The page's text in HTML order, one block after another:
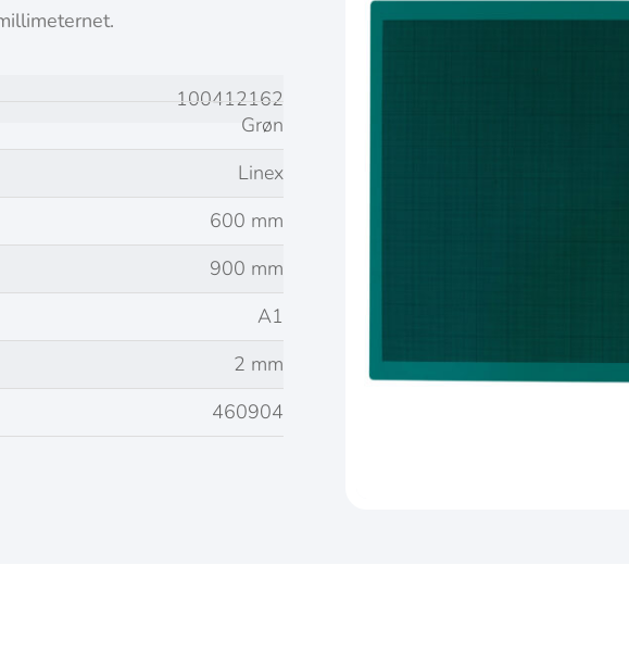
100412162
Grøn
Linex
600 mm
900 mm
A1
2 mm
460904